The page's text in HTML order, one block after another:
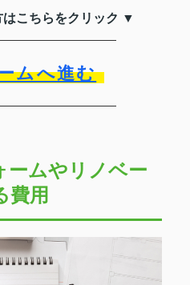
こちらをクリック ▼
ムへ進む
ームやリノベー
費用